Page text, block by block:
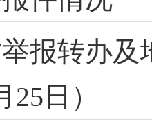
报转办及
25日）